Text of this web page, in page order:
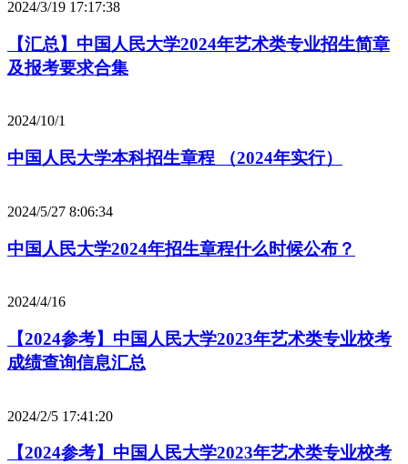
2024/3/19 17:17:38
【汇总】中国人民大学2024年艺术类专业招生简章
及报考要求合集
2024/10/1
中国人民大学本科招生章程 （2024年实行）
2024/5/27 8:06:34
中国人民大学2024年招生章程什么时候公布？
2024/4/16
【2024参考】中国人民大学2023年艺术类专业校考
成绩查询信息汇总
2024/2/5 17:41:20
【2024参考】中国人民大学2023年艺术类专业校考